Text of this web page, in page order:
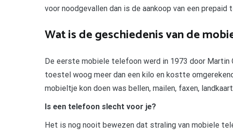
voor noodgevallen dan is de aankoop van een prepaid
Wat is de geschiedenis van de
De eerste mobiele telefoon werd in 1973 door Martin
toestel woog meer dan een kilo en kostte
mobieltje kon doen was bellen, mailen, faxen,
Is een telefoon slecht voor je?
Het is nog nooit bewezen dat straling van mobiele